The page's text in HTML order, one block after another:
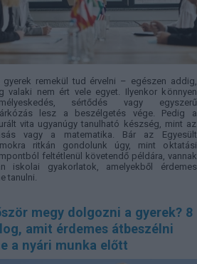
gyerek remekül tud érvelni – egészen addig,
valaki nem ért vele egyet. Ilyenkor könnyen
sértődés vagy egyszerű
lesz a beszélgetés vége. Pedig a
vita ugyanúgy tanulható készség, mint az
vagy a matematika. Bár az Egyesült
ritkán gondolunk úgy, mint oktatási
feltétlenül követendő példára, vannak
iskolai gyakorlatok, amelyekből érdemes
tanulni.
megy dolgozni a gyerek? 8
amit érdemes átbeszélni
a nyári munka előtt